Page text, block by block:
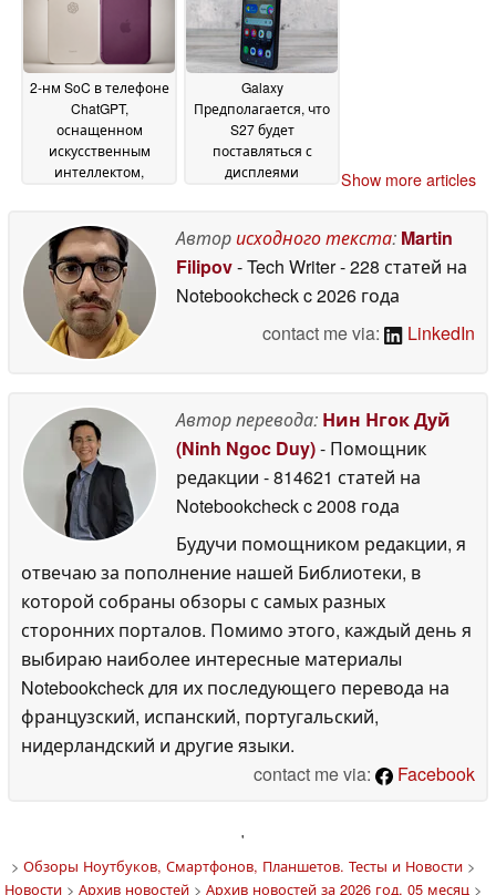
2-нм SoC в телефоне
ChatGPT,
оснащенном
искусственным
интеллектом,
Galaxy S27 Ultra в
Snapdragon 8 Elite
Gen 6 в GPU14 May
2026
Galaxy
Предполагается, что
S27 будет
поставляться с
дисплеями
2026
Show more articles
Авторисходного текста: Martin
Filipov- Tech Writer- 228 статей на
Notebookcheckc 2026 года
contact me via:
LinkedIn
Автор перевода: Нин Нгок Дуй
(Ninh Ngoc Duy)- Помощник
редакции - 814621 статей на
Notebookcheckc 2008 года
Будучи помощником редакции, я
отвечаю за пополнение нашей Библиотеки, в
которой собраны обзоры с самых разных
сторонних порталов. Помимо этого, каждый день я
выбираю наиболее интересные материалы
Notebookcheck для их последующего перевода на
французский, испанский, португальский,
нидерландский и другие языки.
contact me via:
Facebook
'
> Обзоры Ноутбуков, Смартфонов, Планшетов. Тесты и Новости>
Новости> Архив новостей> Архив новостей за 2026 год, 05 месяц>